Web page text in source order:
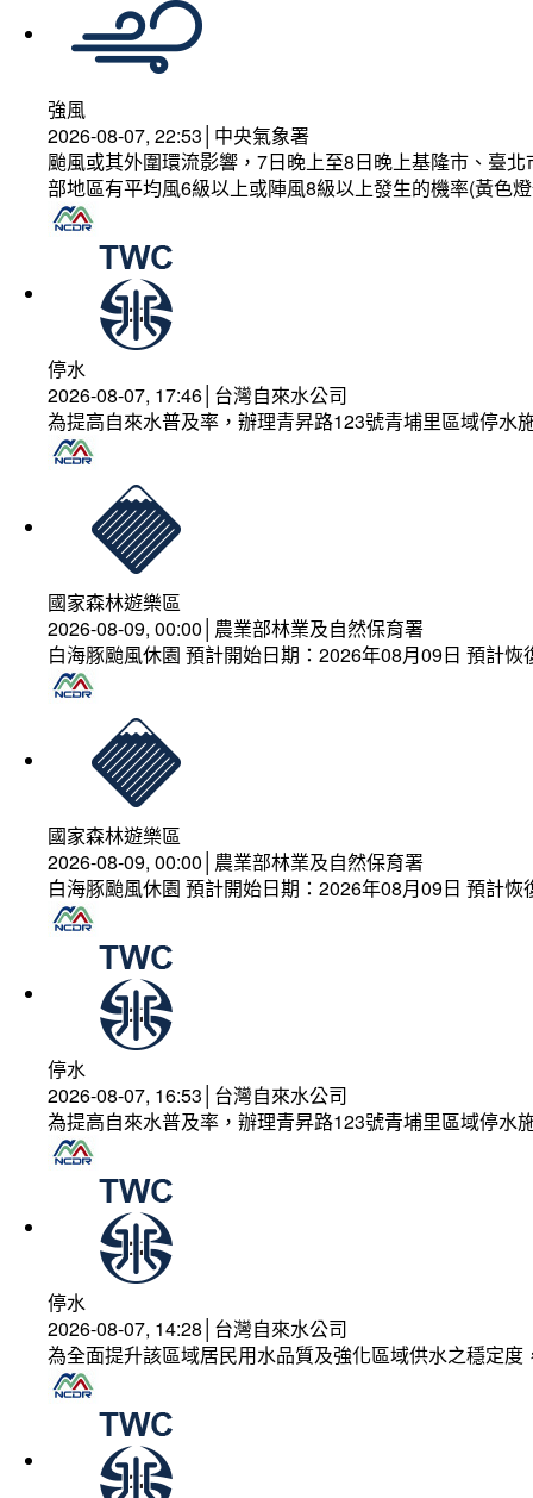
強風
2026-08-07, 22:53│中央氣象署
颱風或其外圍環流影響，7日晚上至8日晚上基隆市、臺
部地區有平均風6級以上或陣風8級以上發生的機率(黃色
停水
2026-08-07, 17:46│台灣自來水公司
為提高自來水普及率，辦理青昇路123號青埔里區域停水
國家森林遊樂區
2026-08-09, 00:00│農業部林業及自然保育署
白海豚颱風休園 預計開始日期：2026年08月09日 預計
國家森林遊樂區
2026-08-09, 00:00│農業部林業及自然保育署
白海豚颱風休園 預計開始日期：2026年08月09日 預計
停水
2026-08-07, 16:53│台灣自來水公司
為提高自來水普及率，辦理青昇路123號青埔里區域停水
停水
2026-08-07, 14:28│台灣自來水公司
為全面提升該區域居民用水品質及強化區域供水之穩定